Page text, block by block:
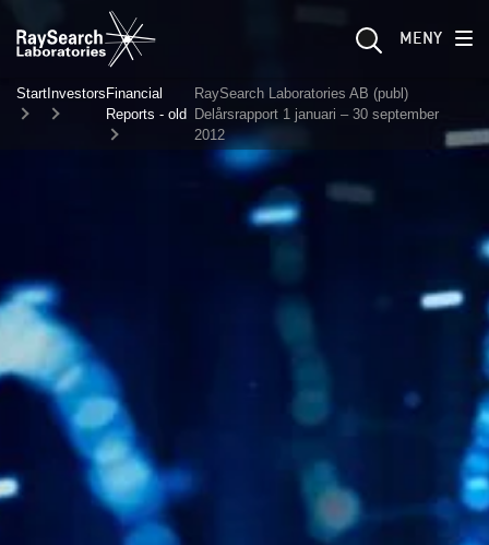
MENY
Start Investors Financial
Reports - old
RaySearch Laboratories AB (publ)
Delårsrapport 1 januari – 30 september
2012